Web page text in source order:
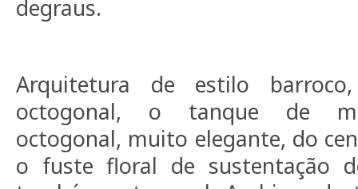
degraus.
Arquitetura de estilo
octogonal, o tanque de
octogonal, muito elegante, do
o fuste floral de sustentação